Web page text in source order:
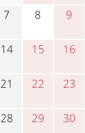
7 8 9
14 15 16
21 22 23
28 29 30